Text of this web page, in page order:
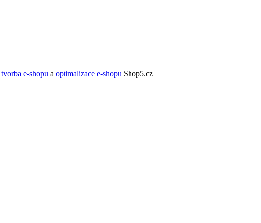
tvorba e-shopu a optimalizace e-shopu Shop5.cz